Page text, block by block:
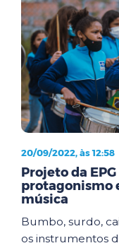
20/09/2022, às 12:58
Projeto da
protagonismo
música
Bumbo, surdo,
os instrumentos